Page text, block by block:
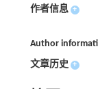
作者信息 +
Author
文章历史 +